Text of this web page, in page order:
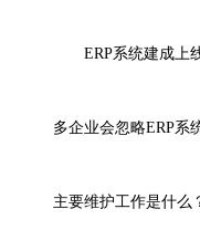
ERP系统建成上
多企业会忽略ERP系
主要维护工作是什么